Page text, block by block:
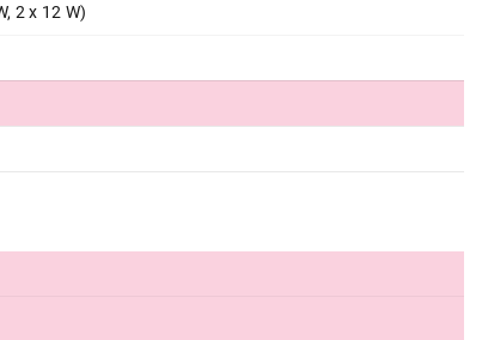
2 x 12 W)
Proizvod je dodat u korpu.